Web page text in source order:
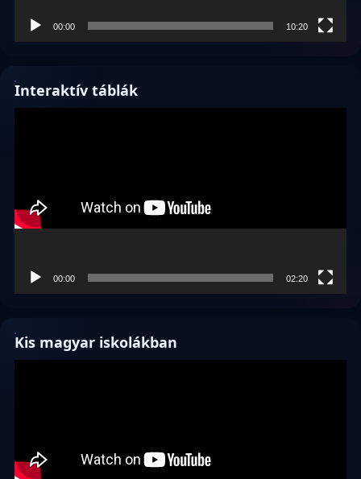
00:00 10:20
Interaktív táblák
00:00 02:20
Kis magyar iskolákban